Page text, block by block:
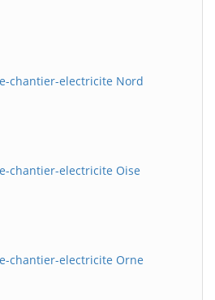
chantier-electricite Nord
chantier-electricite Oise
chantier-electricite Orne